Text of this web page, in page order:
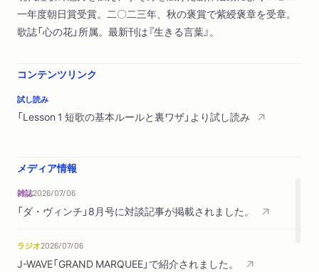
一年度朝日賞受賞。二〇二三年、秋の褒賞で紫綬褒章を受章。
歌誌「心の花」所属。最新刊は『生きる言葉』。
コンテンツリンク
試し読み
「Lesson 1 短歌の基本ルールと裏ワザ」より試し読み
メディア情報
雑誌2026/07/06
「ダ・ヴィンチ」8月号に対談記事が掲載されました。
ラジオ2026/07/06
J-WAVE「GRAND MARQUEE」で紹介されました。